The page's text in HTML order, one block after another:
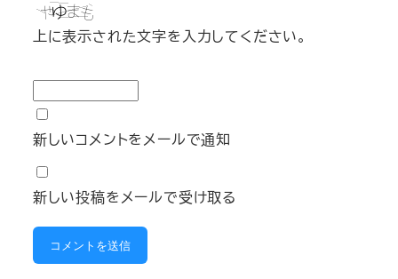
上に表示された文字を入力してください。
新しいコメントをメールで通知
新しい投稿をメールで受け取る